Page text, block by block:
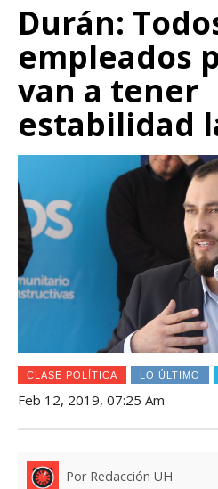
Durán:
empleados
van a tener
estabilidad
CLASE POLÍTICA LO ÚLTIMO
Feb 12, 2019, 07:25 Am
Por Redacción UH